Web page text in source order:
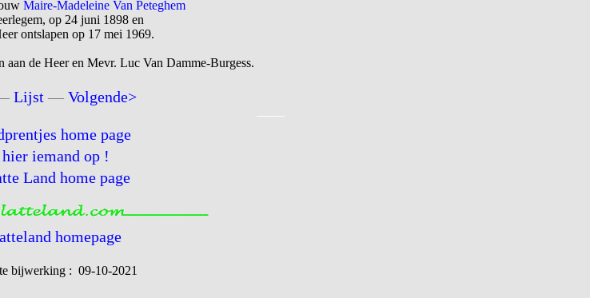
Maire-Madeleine Van Peteghem
op 24 juni 1898 en
ontslapen op 17 mei 1969.
aan de Heer en Mevr. Luc Van Damme-Burgess.
Lijst —Volgende>
home page
iemand op !
Land home page
homepage
bijwerking : 09-10-2021